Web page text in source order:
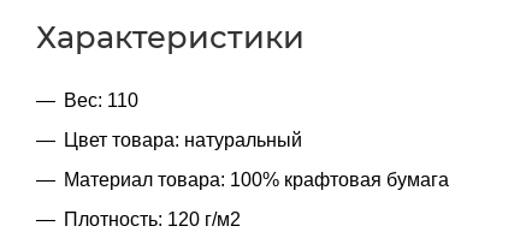
Характеристики
Вес: 110
Цвет товара: натуральный
Материал товара: 100% крафтовая бумага
Плотность: 120 г/м2